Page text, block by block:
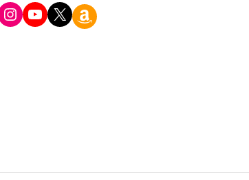
Instagram
YouTube
X Amazon